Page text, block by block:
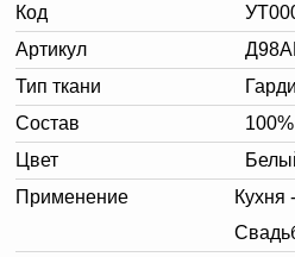
Код
Артикул
Тип ткани
Состав
Цвет
Применение
Кухня